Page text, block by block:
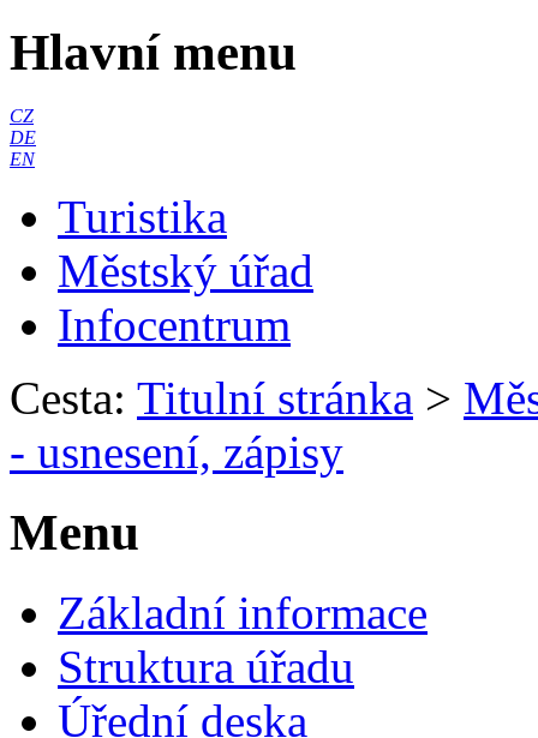
Hlavní menu
CZ
DE
EN
Turistika
Městský úřad
Infocentrum
Cesta: Titulní stránka >
- usnesení, zápisy
Menu
Základní informace
Struktura úřadu
Úřední deska